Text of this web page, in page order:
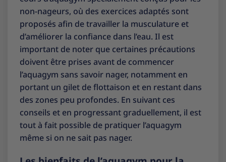
non-nageurs, où des exercices adaptés sont
proposés afin de travailler la musculature et
d’améliorer la confiance dans l’eau. Il est
important de noter que certaines précautions
doivent être prises avant de commencer
l’aquagym sans savoir nager, notamment en
portant un gilet de flottaison et en restant dans
des zones peu profondes. En suivant ces
conseils et en progressant graduellement, il est
tout à fait possible de pratiquer l’aquagym
même si on ne sait pas nager.